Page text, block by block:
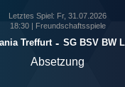
Letztes Spiel: Fr, 31.07.2026
18:30 | Freundschaftsspiele
Treffurt - SG BSV BW
Absetzung